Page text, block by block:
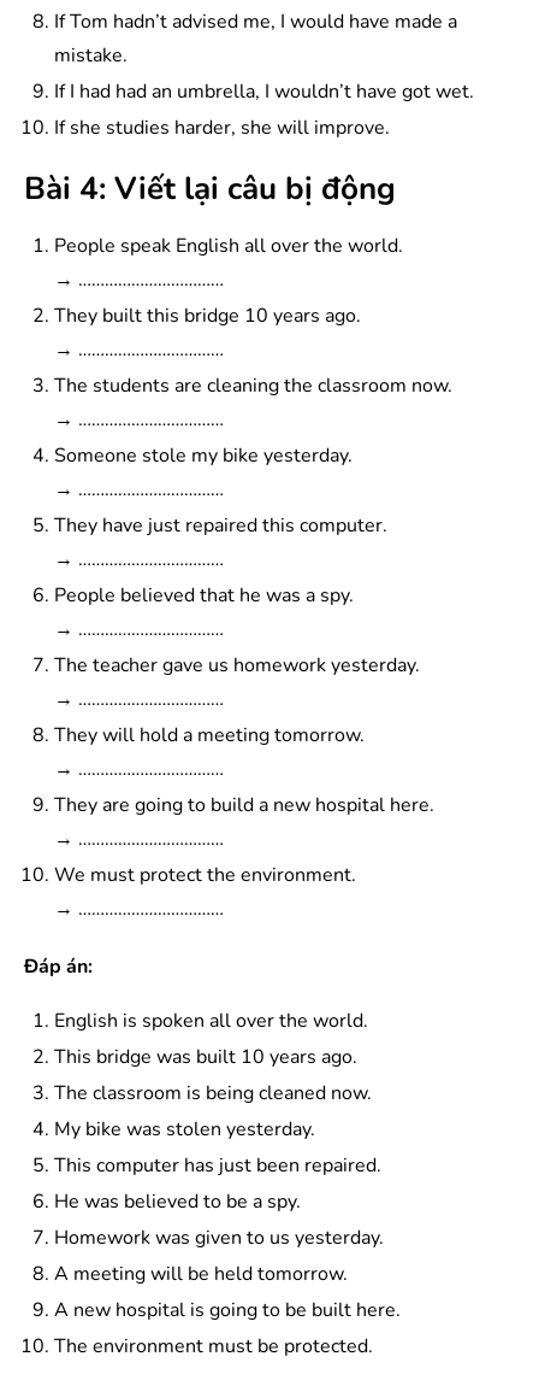
If Tom hadn’t advised me, I would have made a
mistake.
If I had had an umbrella, I wouldn’t have got wet.
If she studies harder, she will improve.
Bài 4: Viết lại câu bị động
People speak English all over the world.
→ ……………………………
They built this bridge 10 years ago.
→ ……………………………
The students are cleaning the classroom now.
→ ……………………………
Someone stole my bike yesterday.
→ ……………………………
They have just repaired this computer.
→ ……………………………
People believed that he was a spy.
→ ……………………………
The teacher gave us homework yesterday.
→ ……………………………
They will hold a meeting tomorrow.
→ ……………………………
They are going to build a new hospital here.
→ ……………………………
We must protect the environment.
→ ……………………………
Đáp án:
English is spoken all over the world.
This bridge was built 10 years ago.
The classroom is being cleaned now.
My bike was stolen yesterday.
This computer has just been repaired.
He was believed to be a spy.
Homework was given to us yesterday.
A meeting will be held tomorrow.
A new hospital is going to be built here.
The environment must be protected.